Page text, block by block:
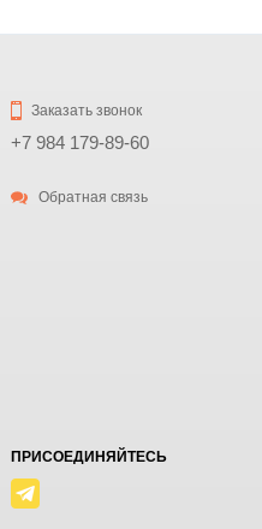
Заказать звонок
+7 984 179-89-60
Обратная связь
ПРИСОЕДИНЯЙТЕСЬ